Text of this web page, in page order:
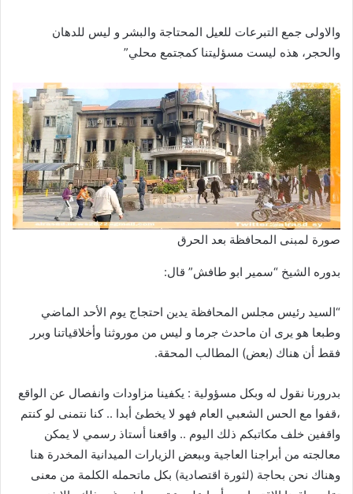
والاولى جمع التبرعات للعيل المحتاجة والبشر و ليس للدهان
والحجر، هذه ليست مسؤليتنا كمجتمع محلي”
صورة لمبنى المحافظة بعد الحرق
بدوره الشيخ “سمير ابو طافش” قال:
“السيد رئيس مجلس المحافظة يدين احتجاج يوم الأحد الماضي
وطبعا هو يرى ان ماحدث جرما و ليس من موروثنا وأخلاقياتنا وبرر
فقط أن هناك (بعض) المطالب المحقة.
بدرورنا نقول له وبكل مسؤولية : يكفينا مزاودات وانفصال عن الواقع
،قفوا مع الحس الشعبي العام فهو لا يخطئ أبدا .. كنا نتمنى لو كنتم
واقفين خلف مكاتبكم ذلك اليوم .. واقعنا أستاذ رسمي لا يمكن
معالجته من أبراجنا العاجية وببعض الزيارات الميدانية المخدرة هنا
وهناك نحن بحاجة (لثورة اقتصادية) بكل ماتحمله الكلمة من معنى